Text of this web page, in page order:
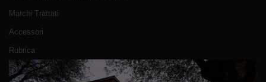
Marchi Trattati
Accessori
Rubrica